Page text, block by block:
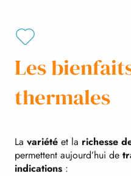
Les
thermales
La variété et la richesse
permettent aujourd’hui de
indications :